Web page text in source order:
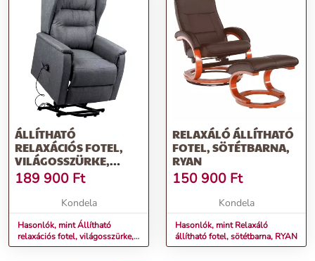
ÁLLÍTHATÓ
RELAXÁCIÓS FOTEL,
VILÁGOSSZÜRKE,
DOURO
189 900 Ft
Kondela
Hasonlók, mint Állítható
relaxációs fotel, világosszürke,
DOURO
RELAXÁLÓ ÁLLÍTHATÓ
FOTEL, SÖTÉTBARNA,
RYAN
150 900 Ft
Kondela
Hasonlók, mint Relaxáló
állítható fotel, sötétbarna, RYAN